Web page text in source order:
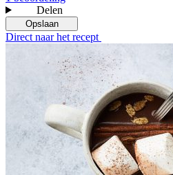
Delen
Opslaan
Direct naar het recept